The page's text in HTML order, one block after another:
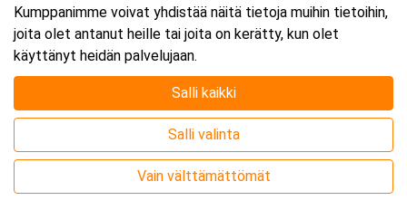
Kumppanimme voivat yhdistää näitä tietoja muihin tietoihin,
joita olet antanut heille tai joita on kerätty, kun olet
käyttänyt heidän palvelujaan.
Salli kaikki
Salli valinta
Vain välttämättömät